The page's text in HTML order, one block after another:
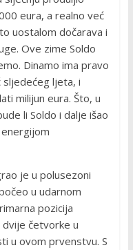
eura, a realno već
uostalom dočarava i
Ove zime Soldo
Dinamo ima pravo
sljedećeg ljeta, i
milijun eura. Što, u
li Soldo i dalje išao
je u polusezoni
u udarnom
pozicija
četvorke u
u ovom prvenstvu. S